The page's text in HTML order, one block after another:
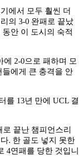
에서 모두 훨씬 더
의 3-0 완패로 끝났
안 이 도시의 숙적
2-0으로 패하며 모
에게 큰 충격을 안
를 13년 만에 UCL 결
끝난 챔피언스리
. 한 골도 넣지 못한
4연패를 당한 것입니